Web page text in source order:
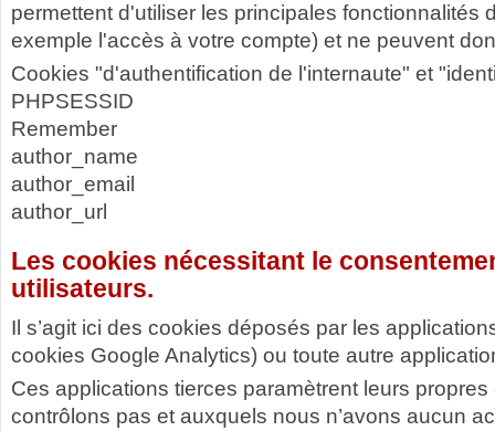
permettent d'utiliser les principales fonctionnalités
exemple l'accès à votre compte) et ne peuvent
Cookies "d'authentification de l'internaute" et
PHPSESSID
Remember
author_name
author_email
author_url
Les cookies nécessitant le
utilisateurs.
Il s’agit ici des cookies déposés par les
cookies Google Analytics) ou toute autre
Ces applications tierces paramètrent leurs
contrôlons pas et auxquels nous n’avons aucun